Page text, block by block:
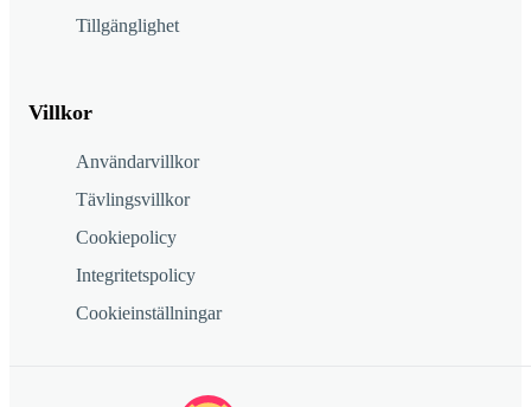
Tillgänglighet
Villkor
Användarvillkor
Tävlingsvillkor
Cookiepolicy
Integritetspolicy
Cookieinställningar